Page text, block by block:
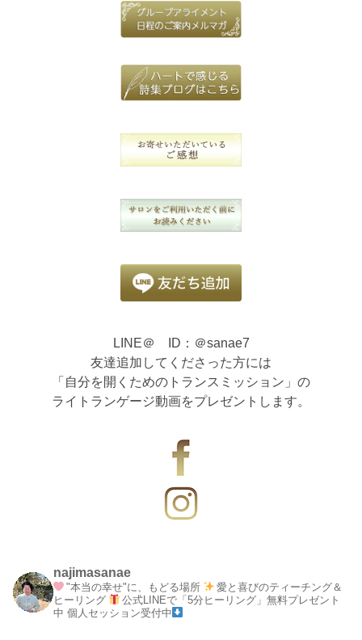
LINE＠ ID：＠sanae7
友達追加してくださった方には
「自分を開くためのトランスミッション」の
ライトランゲージ動画をプレゼントします。
najimasanae
"本当の幸せ"に、もどる場所
愛と喜びのティーチング＆
ヒーリング
公式LINEで「5分ヒーリング」無料プレゼント
中 個人セッション受付中